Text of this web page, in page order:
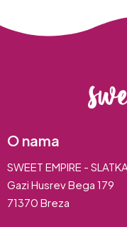
O nama
SWEET EMPIRE -
Gazi Husrev Bega 179
71370 Breza